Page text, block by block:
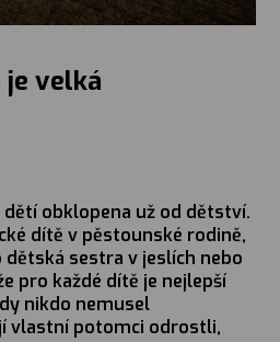
velká
dětí obklopena už od dětství.
dítě v pěstounské rodině,
dětská sestra v jeslích nebo
pro každé dítě je nejlepší
nikdo nemusel
vlastní potomci odrostli,